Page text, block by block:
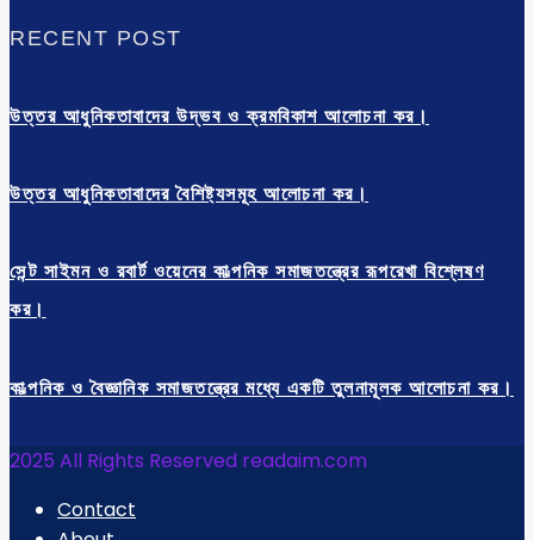
RECENT POST
উত্তর আধুনিকতাবাদের উদ্ভব ও ক্রমবিকাশ আলোচনা কর।
উত্তর আধুনিকতাবাদের বৈশিষ্ট্যসমূহ আলোচনা কর।
সেন্ট সাইমন ও রবার্ট ওয়েনের কাল্পনিক সমাজতন্ত্রের রূপরেখা বিশ্লেষণ
কর।
কাল্পনিক ও বৈজ্ঞানিক সমাজতন্ত্রের মধ্যে একটি তুলনামূলক আলোচনা কর।
2025 All Rights Reserved readaim.com
Contact